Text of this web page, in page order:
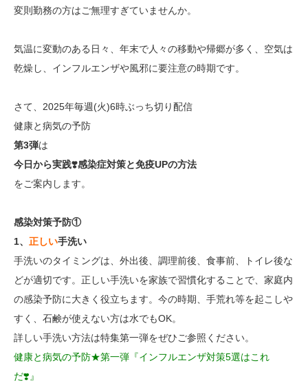
変則勤務の方はご無理すぎていませんか。
気温に変動のある日々、年末で人々の移動や帰郷が多く、空気は
乾燥し、インフルエンザや風邪に要注意の時期です。
さて、2025年毎週(火)6時ぶっち切り配信
健康と病気の予防
第3弾は
今日から実践❣️感染症対策と免疫UPの方法
をご案内 します。
感染対策予防①
1、 正しい手洗い
手洗いのタイミングは、外出後、調理前後、食事前、トイレ後な
どが適切です。正しい手洗いを家族で習慣化することで、家庭内
の感染予防に大きく役立ちます。今の時期、手荒れ等を起こしや
すく、石鹸が使えない方は水でもOK。
詳しい手洗い方法は特集第一弾をぜひご参照ください。
健康と病気の予防★第一弾『インフルエンザ対策5選はこれ
だ❣️』